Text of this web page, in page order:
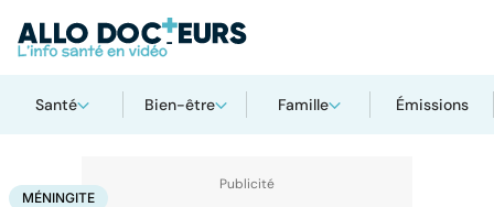
Santé Bien-être Famille Émissions
AccueilSanté Méningite
MÉNINGITE